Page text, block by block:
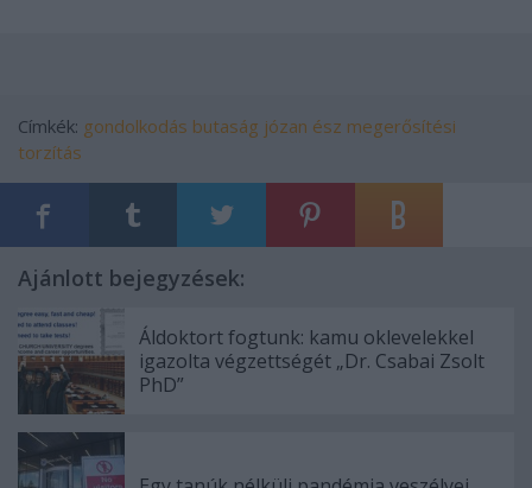
Címkék: gondolkodás butaság józan ész megerősítési
torzítás
Ajánlott bejegyzések:
Áldoktort fogtunk: kamu oklevelekkel
igazolta végzettségét „Dr. Csabai Zsolt
PhD”